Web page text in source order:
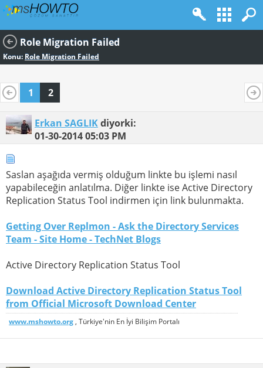
Role Migration Failed
Konu: Role Migration Failed
1 2
Erkan SAGLIKdiyorki:
01-30-201405:03 PM
Saslan aşağıda vermiş olduğum linkte bu işlemi nasıl
yapabileceğin anlatılma. Diğer linkte ise Active Directory
Replication Status Tool indirmen için link bulunmakta.
Getting Over Replmon - Ask the Directory Services
Team - Site Home - TechNet Blogs
Active Directory Replication Status Tool
Download Active Directory Replication Status Tool
from Official Microsoft Download Center
www.mshowto.org , Türkiye'nin En İyi Bilişim Portalı